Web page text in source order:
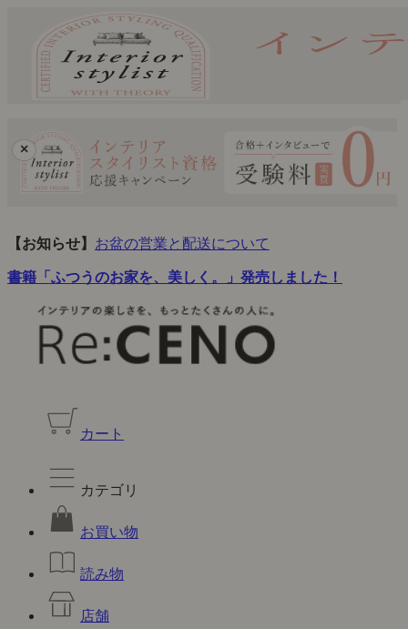
×
【お知らせ】 お盆の営業と配送について
書籍「ふつうのお家を、美しく。」発売しました！
カート
カテゴリ
お買い物
読み物
店舗